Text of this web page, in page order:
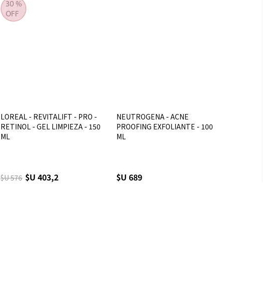
LOREAL - REVITALIFT - PRO -
RETINOL - GEL LIMPIEZA - 150
ML
$U 576 $U 403,2
NEUTROGENA - ACNE
PROOFING EXFOLIANTE - 100
ML
$U 689